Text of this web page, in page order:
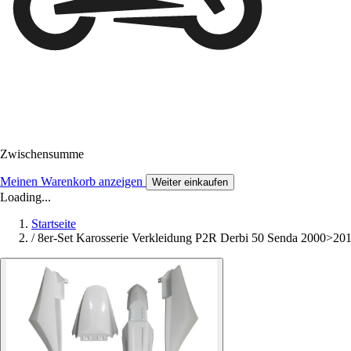
Zwischensumme
Meinen Warenkorb anzeigen Weiter einkaufen
Loading...
Startseite
/ 8er-Set Karosserie Verkleidung P2R Derbi 50 Senda